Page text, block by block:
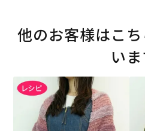
他のお客様はこ
い